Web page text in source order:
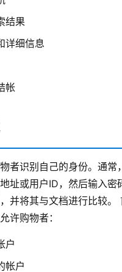
结果
详细信息
帐
者识别自己的身份。通常
址或用户ID，然后输入密
并将其与文档进行比较。
许购物者：
户
帐户